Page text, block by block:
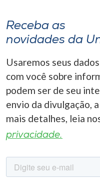
Receba as
novidades da
Usaremos seus
com você sobre
podem ser de seu
envio da divulgação,
mais detalhes, leia
privacidade.